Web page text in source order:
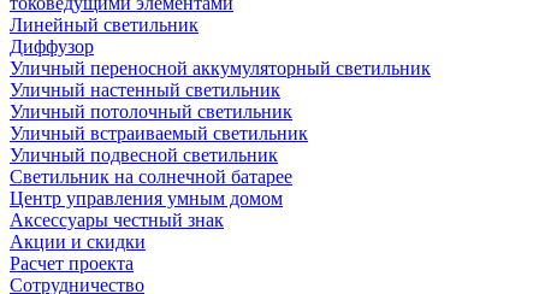
Линейный светильник
Диффузор
Уличный переносной аккумуляторный светильник
Уличный настенный светильник
Уличный потолочный светильник
Уличный встраиваемый светильник
Уличный подвесной светильник
Светильник на солнечной батарее
Центр управления умным домом
Аксессуары честный знак
Акции и скидки
Расчет проекта
Сотрудничество